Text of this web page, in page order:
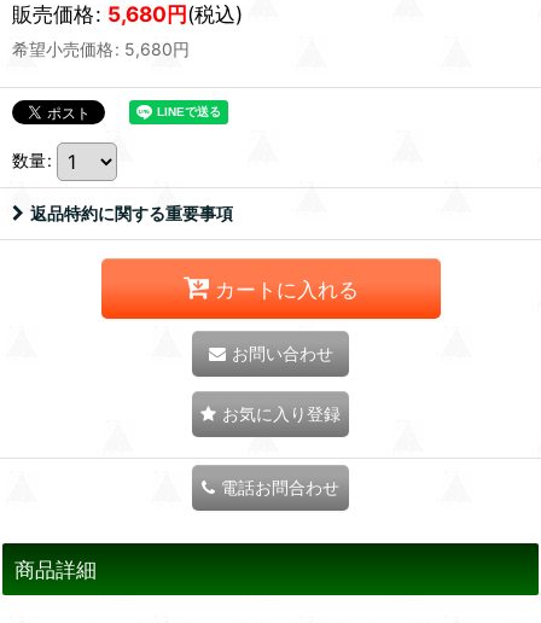
販売価格: 5,680円(税込)
希望小売価格: 5,680円
数量:
返品特約に関する重要事項
カートに入れる
お問い合わせ
お気に入り登録
電話お問合わせ
商品詳細